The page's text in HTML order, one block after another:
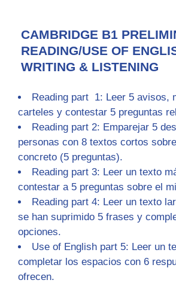
CAMBRIDGE B1
READING/USE OF
WRITING & LISTENING
Reading part 1: Leer 5 avisos,
carteles y contestar 5 preguntas
Reading part 2: Emparejar 5
personas con 8 textos cortos
concreto (5 preguntas).
Reading part 3: Leer un texto
contestar a 5 preguntas sobre el
Reading part 4: Leer un texto
se han suprimido 5 frases y
opciones.
Use of English part 5: Leer un
completar los espacios con 6
ofrecen.